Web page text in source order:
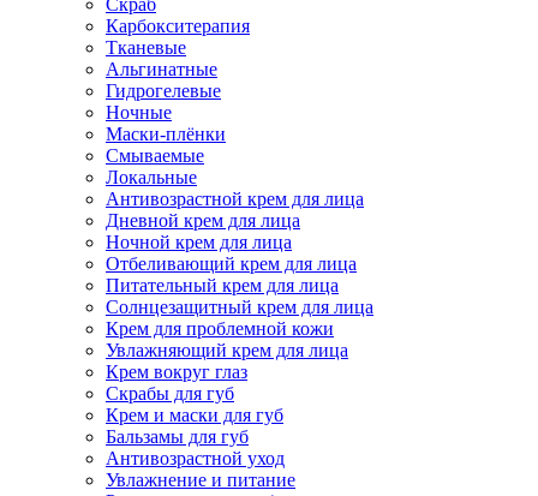
Скраб
Карбокситерапия
Тканевые
Альгинатные
Гидрогелевые
Ночные
Маски-плёнки
Смываемые
Локальные
Антивозрастной крем для лица
Дневной крем для лица
Ночной крем для лица
Отбеливающий крем для лица
Питательный крем для лица
Солнцезащитный крем для лица
Крем для проблемной кожи
Увлажняющий крем для лица
Крем вокруг глаз
Скрабы для губ
Крем и маски для губ
Бальзамы для губ
Антивозрастной уход
Увлажнение и питание